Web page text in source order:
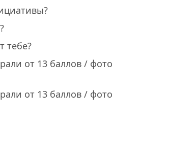
тебе?
от 13 баллов / фото
от 13 баллов / фото